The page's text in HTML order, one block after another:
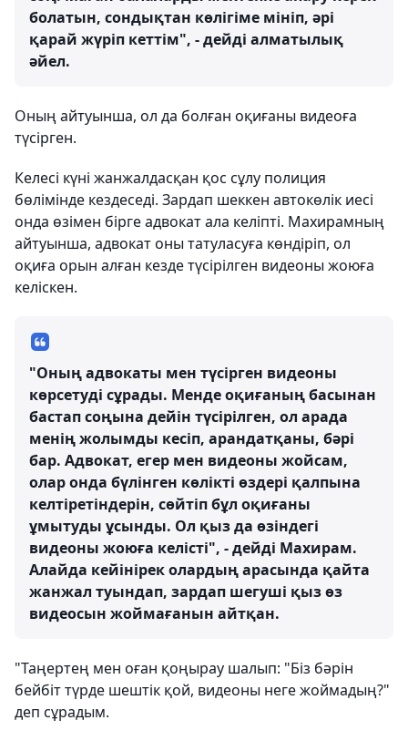
болатын, сондықтан көлігіме мініп, әрі
қарай жүріп кеттім", - дейді алматылық
әйел.
Оның айтуынша, ол да болған оқиғаны видеоға
түсірген.
Келесі күні жанжалдасқан қос сұлу полиция
бөлімінде кездеседі. Зардап шеккен автокөлік иесі
онда өзімен бірге адвокат ала келіпті. Махирамның
айтуынша, адвокат оны татуласуға көндіріп, ол
оқиға орын алған кезде түсірілген видеоны жоюға
келіскен.
"Оның адвокаты мен түсірген видеоны
көрсетуді сұрады. Менде оқиғаның басынан
бастап соңына дейін түсірілген, ол арада
менің жолымды кесіп, арандатқаны, бәрі
бар. Адвокат, егер мен видеоны жойсам,
олар онда бүлінген көлікті өздері қалпына
келтіретіндерін, сөйтіп бұл оқиғаны
ұмытуды ұсынды. Ол қыз да өзіндегі
видеоны жоюға келісті", - дейді Махирам.
Алайда кейінірек олардың арасында қайта
жанжал туындап, зардап шегуші қыз өз
видеосын жоймағанын айтқан.
"Таңертең мен оған қоңырау шалып: "Біз бәрін
бейбіт түрде шештік қой, видеоны неге жоймадың?"
деп сұрадым.